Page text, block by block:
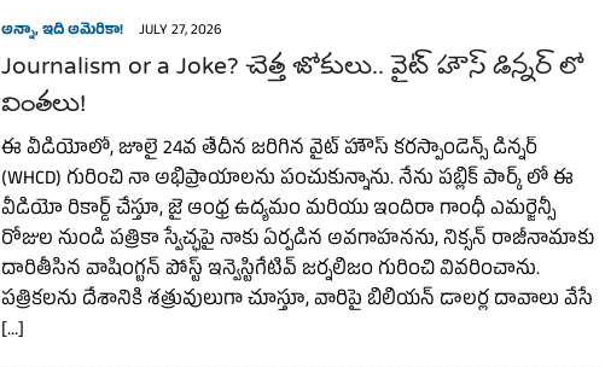
అన్నా, ఇది అమెరికా! JULY 27, 2026
Journalism or a Joke? చెత్త జోకులు.. వైట్ హౌస్ డిన్నర్ లో
వింతలు!
ఈ వీడియోలో, జూలై 24వ తేదీన జరిగిన వైట్ హౌస్ కరస్పాండెన్స్ డిన్నర్
(WHCD) గురించి నా అభిప్రాయాలను పంచుకున్నాను. నేను పబ్లిక్ పార్క్ లో ఈ
వీడియో రికార్డ్ చేస్తూ, జై ఆంధ్ర ఉద్యమం మరియు ఇందిరా గాంధీ ఎమర్జెన్సీ
రోజుల నుండి పత్రికా స్వేచ్ఛపై నాకు ఏర్పడిన అవగాహనను, నిక్సన్ రాజీనామాకు
దారితీసిన వాషింగ్టన్ పోస్ట్ ఇన్వెస్టిగేటివ్ జర్నలిజం గురించి వివరించాను.
పత్రికలను దేశానికి శత్రువులుగా చూస్తూ, వారిపై బిలియన్ డాలర్ల దావాలు వేసే
[…]